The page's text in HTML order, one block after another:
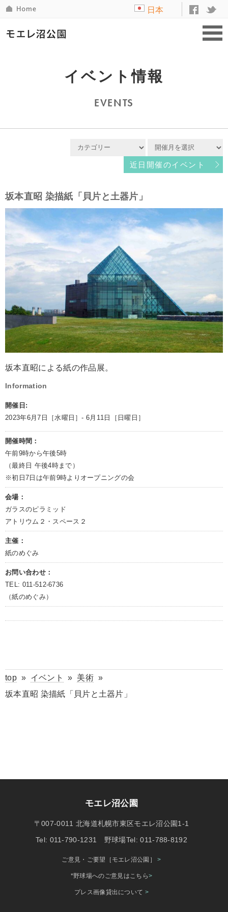
日本
イベント情報
EVENTS
近日開催のイベント
坂本直昭 染描紙「貝片と土器片」
坂本直昭による紙の作品展。
Information
開催日:
2023年6月7日［水曜日］- 6月11日［日曜日］
開催時間：
午前9時から午後5時
（最終日 午後4時まで）
※初日7日は午前9時よりオープニングの会
会場：
ガラスのピラミッド
アトリウム２・スペース２
主催：
紙のめぐみ
お問い合わせ：
TEL: 011-512-6736
（紙のめぐみ）
top» イベント » 美術 »
坂本直昭 染描紙「貝片と土器片」
モエレ沼公園
〒007-0011 北海道札幌市東区モエレ沼公園1-1
Tel: 011-790-1231 野球場Tel: 011-788-8192
ご意見・ご要望［モエレ沼公園］>
*野球場へのご意見はこちら>
プレス画像貸出について >